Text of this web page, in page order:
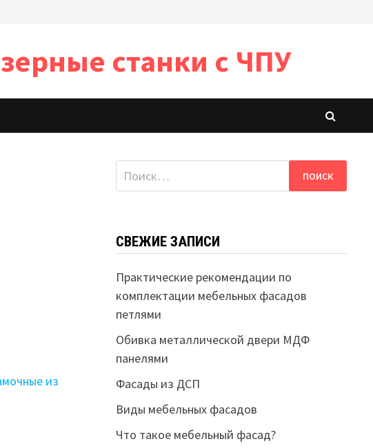
станки с ЧПУ
из
Найти:
СВЕЖИЕ ЗАПИСИ
Практические рекомендации по
комплектации мебельных фасадов
петлями
Обивка металлической двери МДФ
панелями
Фасады из ДСП
Виды мебельных фасадов
Что такое мебельный фасад?